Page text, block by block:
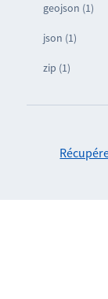
geojson (1)
json (1)
zip (1)